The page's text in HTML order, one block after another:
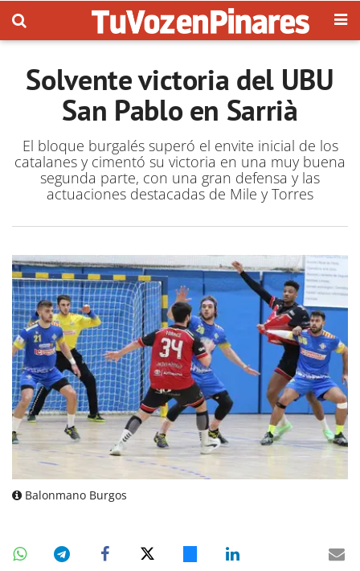
Solvente victoria del UBU
San Pablo en Sarrià
El bloque burgalés superó el envite inicial de los
catalanes y cimentó su victoria en una muy buena
segunda parte, con una gran defensa y las
actuaciones destacadas de Mile y Torres
Balonmano Burgos